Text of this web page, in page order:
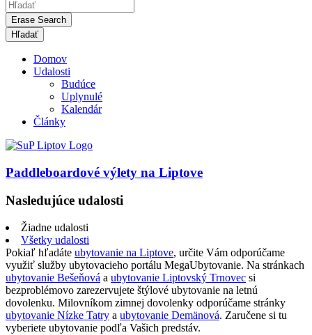
Erase Search
Domov
Udalosti
Budúce
Uplynulé
Kalendár
Články
Paddleboardové výlety na Liptove
Nasledujúce udalosti
Žiadne udalosti
Všetky udalosti
Pokiaľ hľadáte ubytovanie na Liptove, určite Vám odporúčame
využiť služby ubytovacieho portálu MegaUbytovanie. Na stránkach
ubytovanie Bešeňová a ubytovanie Liptovský Trnovec si
bezproblémovo zarezervujete štýlové ubytovanie na letnú
dovolenku. Milovníkom zimnej dovolenky odporúčame stránky
ubytovanie Nízke Tatry a ubytovanie Demänová. Zaručene si tu
vyberiete ubytovanie podľa Vašich predstáv.